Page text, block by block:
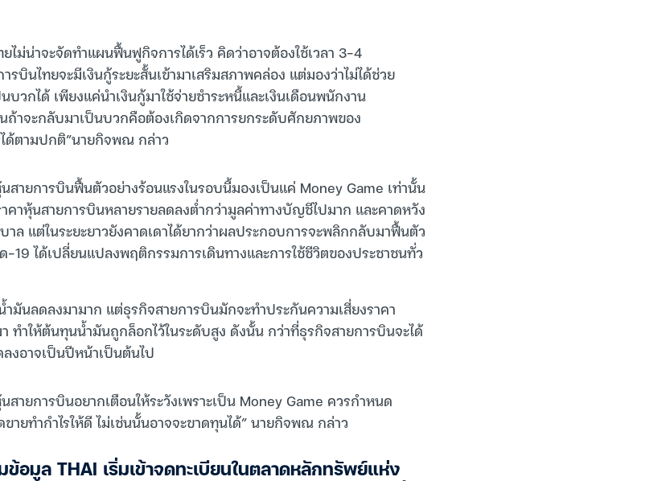
ไม่น่าจะจัดทำแผนฟื้นฟูกิจการได้เร็ว คิดว่าอาจต้องใช้เวลา 3-4
บินไทยจะมีเงินกู้ระยะสั้นเข้ามาเสริมสภาพคล่อง แต่มองว่าไม่ได้ช่วย
วกได้ เพียงแค่นำเงินกู้มาใช้จ่ายชำระหนี้และเงินเดือนพนักงาน
ถ้าจะกลับมาเป็นบวกคือต้องเกิดจากการยกระดับศักยภาพของ
ด้ตามปกติ”นายกิจพณ กล่าว
ายการบินฟื้นตัวอย่างร้อนแรงในรอบนี้มองเป็นแค่ Money Game เท่านั้น
าคาหุ้นสายการบินหลายรายลดลงต่ำกว่ามูลค่าทางบัญชีไปมาก และคาดหวัง
าล แต่ในระยะยาวยังคาดเดาได้ยากว่าผลประกอบการจะพลิกกลับมาฟื้นตัว
-19 ได้เปลี่ยนแปลงพฤติกรรมการเดินทางและการใช้ชีวิตของประชาชนทั่ว
มันลดลงมามาก แต่ธุรกิจสายการบินมักจะทำประกันความเสี่ยงราคา
ทำให้ต้นทุนน้ำมันถูกล็อกไว้ในระดับสูง ดังนั้น กว่าที่ธุรกิจสายการบินจะได้
งอาจเป็นปีหน้าเป็นต้นไป
สายการบินอยากเตือนให้ระวังเพราะเป็น Money Game ควรกำหนด
ยทำกำไรให้ดี ไม่เช่นนั้นอาจจะขาดทุนได้” นายกิจพณ กล่าว
ข้อมูล THAI เริ่มเข้าจดทะเบียนในตลาดหลักทรัพย์แห่ง